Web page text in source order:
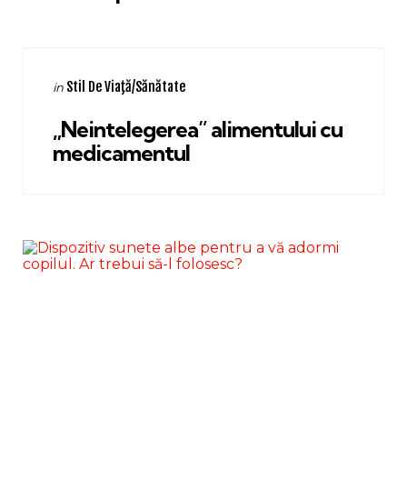
Categories
Posted
in Stil De Viaţă/Sănătate
„Neintelegerea” alimentului cu
medicamentul